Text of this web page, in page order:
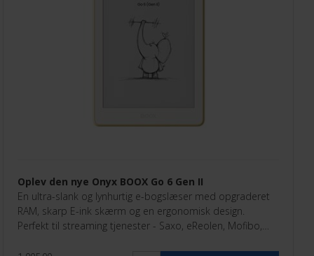
Oplev den nye Onyx BOOX Go 6 Gen II
En ultra-slank og lynhurtig e-bogslæser med opgraderet
RAM, skarp E-ink skærm og en ergonomisk design.
Perfekt til streaming tjenester - Saxo, eReolen, Mofibo,